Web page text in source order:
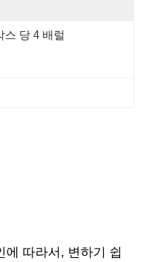
스 당 4 배럴
따라서, 변하기 쉽